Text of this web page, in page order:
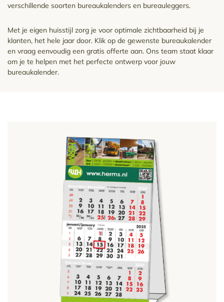
verschillende soorten bureaukalenders en bureauleggers.
Met je eigen huisstijl zorg je voor optimale zichtbaarheid bij je
klanten, het hele jaar door. Klik op de gewenste bureaukalender
en vraag eenvoudig een gratis offerte aan. Ons team staat klaar
om je te helpen met het perfecte ontwerp voor jouw
bureaukalender.